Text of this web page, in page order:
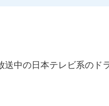
送中の日本テレビ系のド